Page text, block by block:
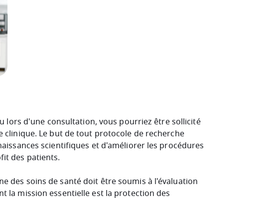
lors d'une consultation, vous pourriez être sollicité
Le but de tout protocole de recherche
scientifiques et d'améliorer les procédures
des patients.
des soins de santé doit être soumis à l'évaluation
la mission essentielle est la protection des